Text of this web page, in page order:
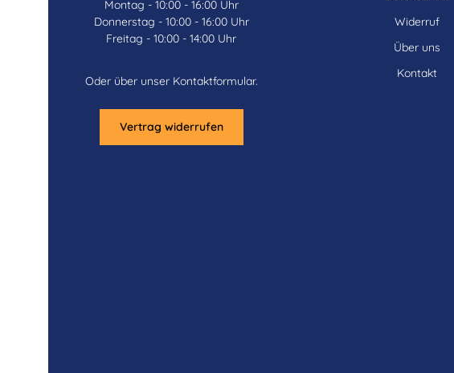
Montag - 10:00 - 16:00 Uhr
Donnerstag - 10:00 - 16:00 Uhr
Freitag - 10:00 - 14:00 Uhr
Oder über unser Kontaktformular.
Vertrag widerrufen
Widerruf
Über uns
Kontakt